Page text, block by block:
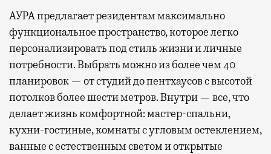
АУРА предлагает резидентам максимально
функциональное пространство, которое легко
персонализировать под стиль жизни и личные
потребности. Выбрать можно из более чем 40
планировок — от студий до пентхаусов с высотой
потолков более шести метров. Внутри — все, что
делает жизнь комфортной: мастер-спальни,
кухни-гостиные, комнаты с угловым остеклением,
ванные с естественным светом и открытые